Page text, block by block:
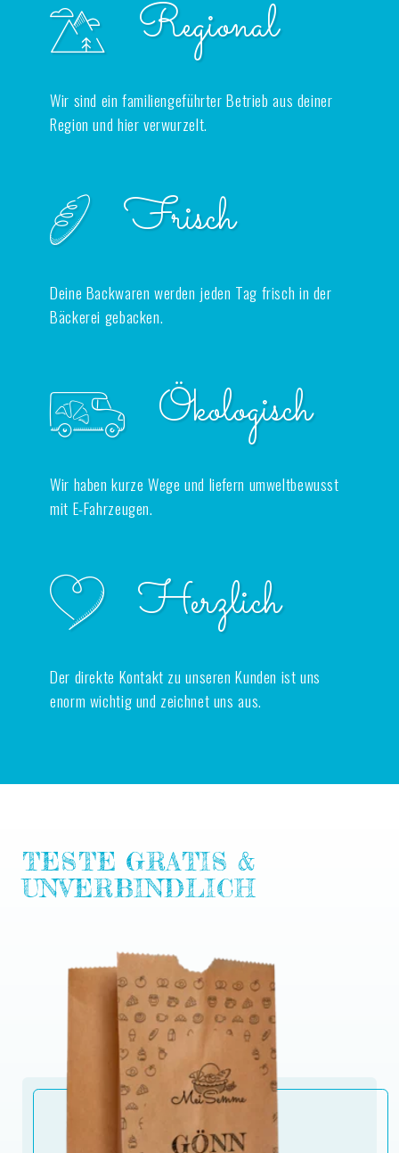
Regional
Wir sind ein familiengeführter Betrieb aus deiner
Region und hier verwurzelt.
Frisch
Deine Backwaren werden jeden Tag frisch in der
Bäckerei gebacken.
Ökologisch
Wir haben kurze Wege und liefern umweltbewusst
mit E-Fahrzeugen.
Herzlich
Der direkte Kontakt zu unseren Kunden ist uns
enorm wichtig und zeichnet uns aus.
TESTE GRATIS &
UNVERBINDLICH